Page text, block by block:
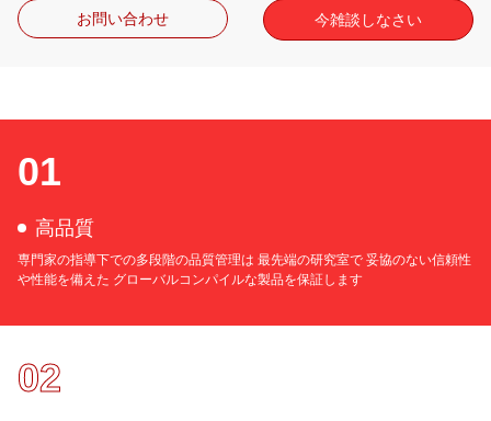
お問い合わせ 今雑談しなさい
01
高品質
専門家の指導下での多段階の品質管理は 最先端の研究室で 妥協のない信頼性
や性能を備えた グローバルコンパイルな製品を保証します
02